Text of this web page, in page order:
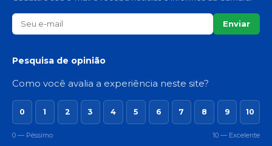
Enviar
Pesquisa de opinião
Como você avalia a experiência neste site?
0 1 2 3 4 5 6 7 8 9 10
0 — Péssimo 10 — Excelente